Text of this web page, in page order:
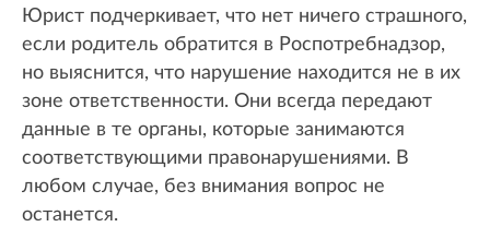
Юрист подчеркивает, что нет ничего страшного,
если родитель обратится в Роспотребнадзор,
но выяснится, что нарушение находится не в их
зоне ответственности. Они всегда передают
данные в те органы, которые занимаются
соответствующими правонарушениями. В
любом случае, без внимания вопрос не
останется.